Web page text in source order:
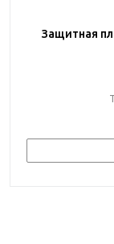
Защитная